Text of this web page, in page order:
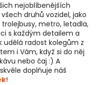
nejoblíbenějších
druhů vozidel, jako
metro, letadla,
s každým detailem a
udělá radost kolegům z
i Vám, když si do něj
nebo čaj :) A
doplňuje náš
!